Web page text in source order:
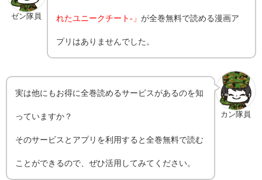
ゼン隊員 れたユニークチート-」が全巻無料で読める漫画ア
プリはありませんでした。
カン隊員
実は他にもお得に全巻読めるサービスがあるのを知
っていますか？
そのサービスとアプリを利用すると全巻無料で読む
ことができるので、ぜひ活用してみてください。